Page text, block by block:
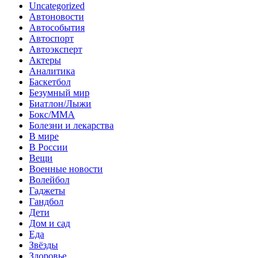
Uncategorized
Автоновости
Автособытия
Автоспорт
Автоэксперт
Актеры
Аналитика
Баскетбол
Безумный мир
Биатлон/Лыжи
Бокс/MMA
Болезни и лекарства
В мире
В России
Вещи
Военные новости
Волейбол
Гаджеты
Гандбол
Дети
Дом и сад
Еда
Звёзды
Здоровье